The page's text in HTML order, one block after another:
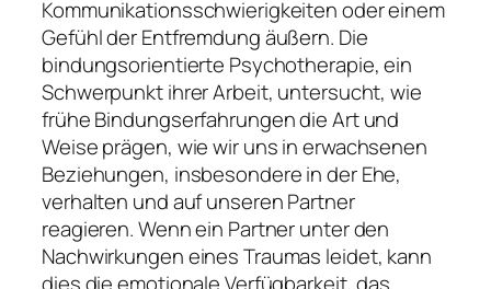
Kommunikationsschwierigkeiten oder einem
Gefühl der Entfremdung äußern. Die
bindungsorientierte Psychotherapie, ein
Schwerpunkt ihrer Arbeit, untersucht, wie
frühe Bindungserfahrungen die Art und
Weise prägen, wie wir uns in erwachsenen
Beziehungen, insbesondere in der Ehe,
verhalten und auf unseren Partner
reagieren. Wenn ein Partner unter den
Nachwirkungen eines Traumas leidet, kann
dies die emotionale Verfügbarkeit, das